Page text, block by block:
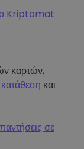
Kriptomat
καρτών,
και
σε